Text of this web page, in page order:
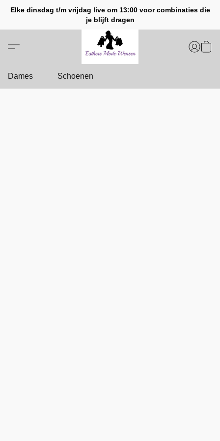
Elke dinsdag t/m vrijdag live om 13:00 voor combinaties die
je blijft dragen
Dames Schoenen